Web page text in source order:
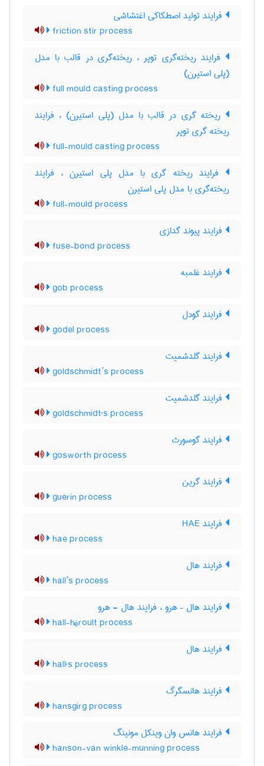
فرایند تولید اصطکاکی اغتشاشی
friction stir process
فرایند ریخته‌گری توپر ، ریخته‌گری در قالب با مدل
(پلی استیرن)
full mould casting process
ریخته گری در قالب با مدل (پلی استیرن) ، فرایند
ریخته گری توپر
full-mould casting process
فرایند ریخته گری با مدل پلی استیرن ، فرایند
ریخته‌گری با مدل پلی استیرن
full-mould process
فرایند پیوند گدازی
fuse-bond process
فرایند غلمبه
gob process
فرایند گودل
godel process
فرایند گلدشمیت
goldschmidt’s process
فرایند گلدشمیت
goldschmidt's process
فرایند گوسورث
gosworth process
فرایند گرین
guerin process
فرایند HAE
hae process
فرایند هال
hall’s process
فرایند هال – هرو ، فرایند هال - هرو
hall-héroult process
فرایند هال
hall's process
فرایند هانسگرگ
hansgirg process
فرایند هانس وان وینکل مونینگ
hanson-van winkle-munning process